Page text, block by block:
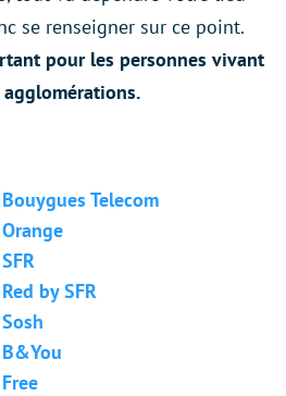
se renseigner sur ce point.
pour les personnes vivant
Telecom
by SFR